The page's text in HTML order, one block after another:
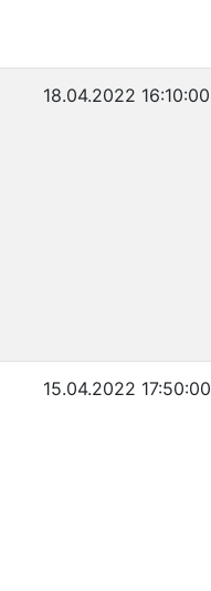
18.04.2022 16:10:00
15.04.2022 17:50:00